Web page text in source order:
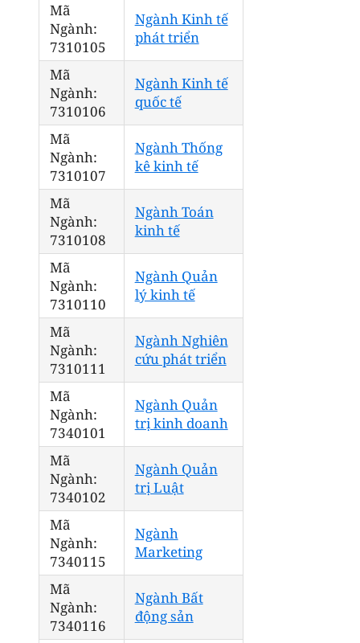
Mã
Ngành:
7310105
Ngành Kinh tế
phát triển
Mã
Ngành:
7310106
Ngành Kinh tế
quốc tế
Mã
Ngành:
7310107
Ngành Thống
kê kinh tế
Mã
Ngành:
7310108
Ngành Toán
kinh tế
Mã
Ngành:
7310110
Ngành Quản
lý kinh tế
Mã
Ngành:
7310111
Ngành Nghiên
cứu phát triển
Mã
Ngành:
7340101
Ngành Quản
trị kinh doanh
Mã
Ngành:
7340102
Ngành Quản
trị Luật
Mã
Ngành:
7340115
Ngành
Marketing
Mã
Ngành:
7340116
Ngành Bất
động sản